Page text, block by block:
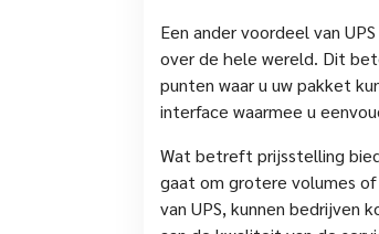
Een ander voordeel van
over de hele wereld. Dit
punten waar u uw pakket
interface waarmee u
Wat betreft prijsstelling
gaat om grotere volumes
van UPS, kunnen bedrijven